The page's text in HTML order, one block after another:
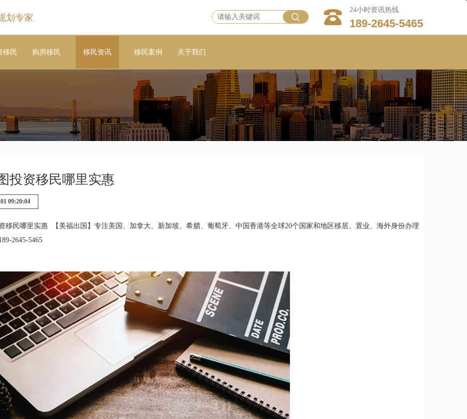
划专家
24小时资讯热线
189-2645-5465
移民 购房移民 移民资讯 移民案例 关于我们
投资移民哪里实惠
09:20:04
移民哪里实惠 【美福出国】专注美国、加拿大、新加坡、希腊、葡萄牙、中国香港等全球20个国家和地区移居、置业、海外身份办理
2645-5465